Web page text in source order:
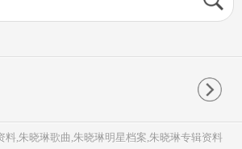
料,朱晓琳歌曲,朱晓琳明星档案,朱晓琳专辑资料